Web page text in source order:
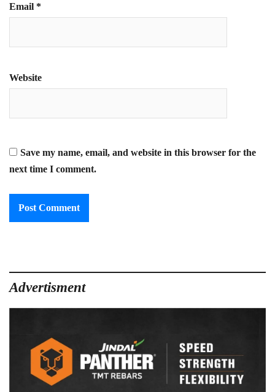
Email *
Website
Save my name, email, and website in this browser for the
next time I comment.
Advertisment